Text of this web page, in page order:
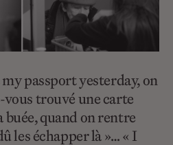
passport yesterday, on
vous trouvé une carte
buée, quand on rentre
les échapper là »… « I